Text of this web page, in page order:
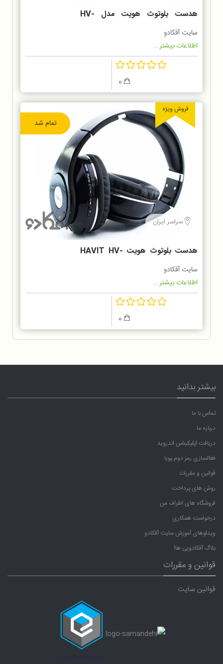
هدست بلوتوث هویت مدل HV-
H2551BT
سایت آفکادو
اطلاعات بیشتر...
تمام شد
فروش ویژه
سراسر ایران
هدست بلوتوث هویت HAVIT HV-
H2560BT
سایت آفکادو
اطلاعات بیشتر...
بیشتر بدانید
تماس با ما
درباره ما
دریافت اپلیکیشن اندروید
فعالسازی رمز دوم پویا
قوانین و مقررات
روش های پرداخت
فروشگاه های اطراف من
درخواست همکاری
ویدئوهای آموزش سایت آفکادو
بلاگ آفکادویی ها!
قوانین و مقررات
قوانین سایت